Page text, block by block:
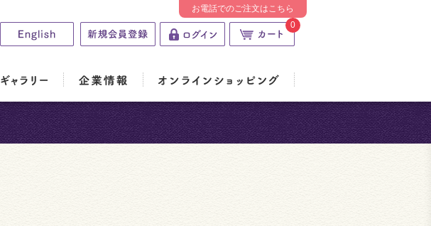
0
お電話でのご注文はこちら